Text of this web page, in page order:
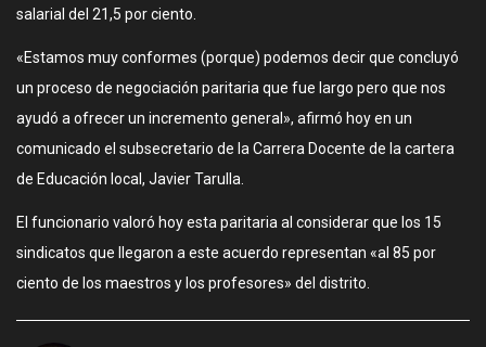
salarial del 21,5 por ciento.
«Estamos muy conformes (porque) podemos decir que concluyó
un proceso de negociación paritaria que fue largo pero que nos
ayudó a ofrecer un incremento general», afirmó hoy en un
comunicado el subsecretario de la Carrera Docente de la cartera
de Educación local, Javier Tarulla.
El funcionario valoró hoy esta paritaria al considerar que los 15
sindicatos que llegaron a este acuerdo representan «al 85 por
ciento de los maestros y los profesores» del distrito.